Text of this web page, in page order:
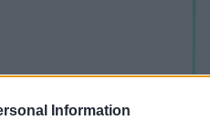
Information